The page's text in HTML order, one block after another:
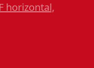
horizontal,